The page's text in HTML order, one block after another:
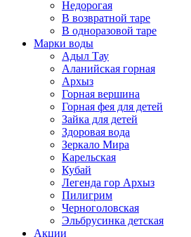
Недорогая
В возвратной таре
В одноразовой таре
Марки воды
Адыл Тау
Аланийская горная
Архыз
Горная вершина
Горная фея для детей
Зайка для детей
Здоровая вода
Зеркало Мира
Карельская
Кубай
Легенда гор Архыз
Пилигрим
Черноголовская
Эльбрусинка детская
Акции